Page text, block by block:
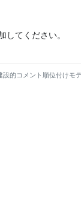
してください。
的コメント順位付けモ